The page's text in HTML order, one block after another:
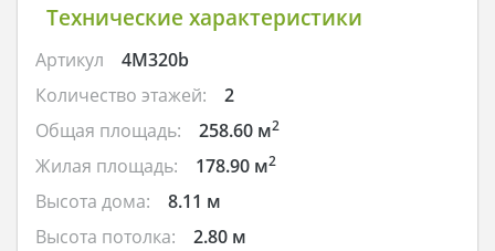
Технические характеристики
Артикул
4M320b
Количество этажей:
2
Общая площадь:
258.60 м2
Жилая площадь: 178.90 м2
Высота дома:
8.11 м
Высота потолка:
2.80 м